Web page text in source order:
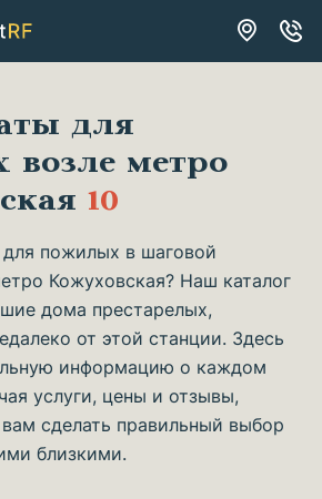
для
метро
10
пожилых в шаговой
Кожуховская? Наш каталог
дома престарелых,
от этой станции. Здесь
информацию о каждом
услуги, цены и отзывы,
сделать правильный выбор
близкими.